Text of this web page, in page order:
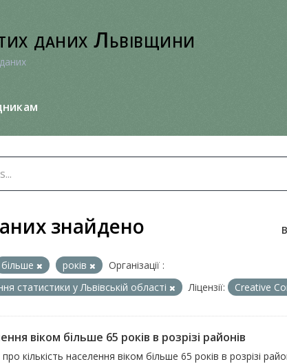
даних Львівщини
знайдено
більше років
Організації :
статистики у Львівській області
Ліцензії: Creative
віком більше 65 років в розрізі районів
про кількість населення віком більше 65 років в розрізі